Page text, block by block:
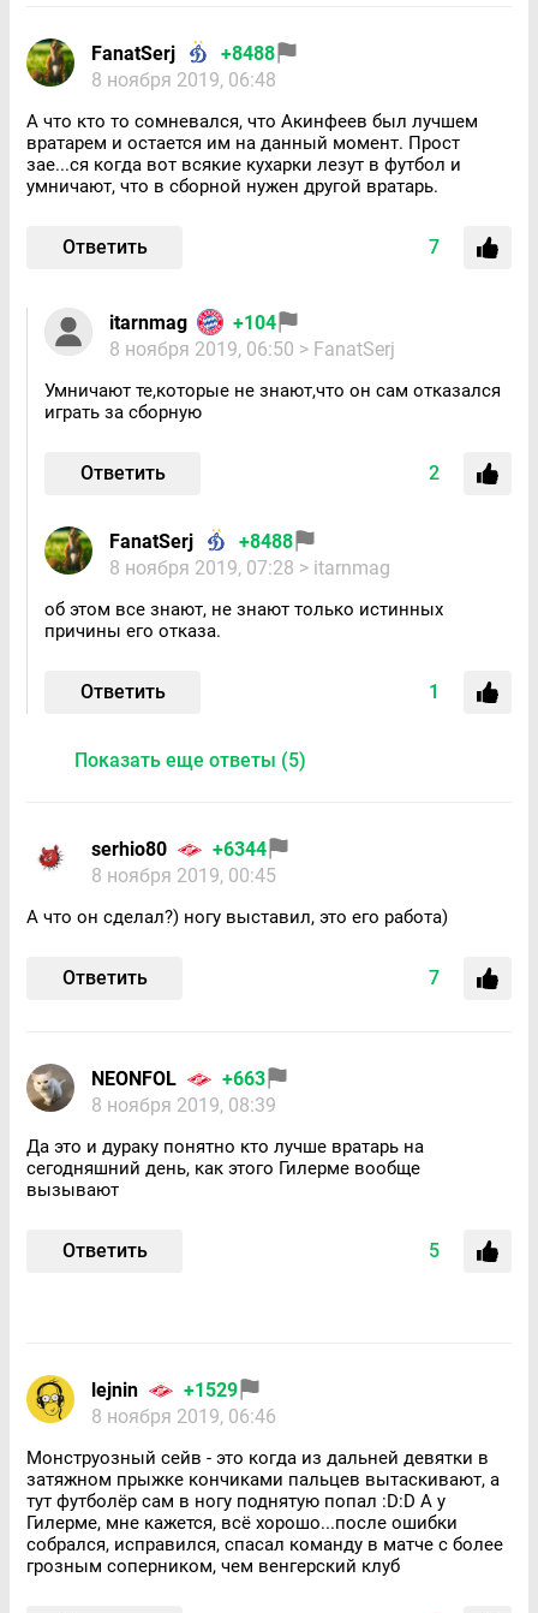
FanatSerj
+8488
8 ноября 2019, 06:48
А что кто то сомневался, что Акинфеев был лучшем
вратарем и остается им на данный момент. Прост
зае...ся когда вот всякие кухарки лезут в футбол и
умничают, что в сборной нужен другой вратарь.
Ответить 7
itarnmag
+104
8 ноября 2019, 06:50 > FanatSerj
Умничают те,которые не знают,что он сам отказался
играть за сборную
Ответить 2
FanatSerj
+8488
8 ноября 2019, 07:28 > itarnmag
об этом все знают, не знают только истинных
причины его отказа.
Ответить 1
Показать еще ответы (5)
serhio80
+6344
8 ноября 2019, 00:45
А что он сделал?) ногу выставил, это его работа)
Ответить 7
NEONFOL
+663
8 ноября 2019, 08:39
Да это и дураку понятно кто лучше вратарь на
сегодняшний день, как этого Гилерме вообще
вызывают
Ответить 5
lejnin
+1529
8 ноября 2019, 06:46
Монструозный сейв - это когда из дальней девятки в
затяжном прыжке кончиками пальцев вытаскивают, а
тут футболёр сам в ногу поднятую попал :D:D А у
Гилерме, мне кажется, всё хорошо...после ошибки
собрался, исправился, спасал команду в матче с более
грозным соперником, чем венгерский клуб